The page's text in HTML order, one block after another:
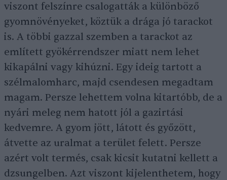
viszont felszínre csalogatták a különböző
gyomnövényeket, köztük a drága jó tarackot
is. A többi gazzal szemben a tarackot az
említett gyökérrendszer miatt nem lehet
kikapálni vagy kihúzni. Egy ideig tartott a
szélmalomharc, majd csendesen megadtam
magam. Persze lehettem volna kitartóbb, de a
nyári meleg nem hatott jól a gazirtási
kedvemre. A gyom jött, látott és győzött,
átvette az uralmat a terület felett. Persze
azért volt termés, csak kicsit kutatni kellett a
dzsungelben. Azt viszont kijelenthetem, hogy